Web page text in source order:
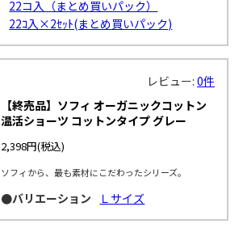
22コ入（まとめ買いパック）
22ｺ入×2ｾｯﾄ(まとめ買いパック)
レビュー:0件
【終売品】ソフィ オーガニックコットン
温活ショーツ コットンタイプ グレー
2,398円(税込)
ソフィから、最も素材にこだわったシリーズ。
●バリエーション Ｌサイズ